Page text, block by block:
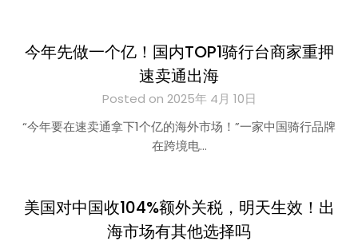
今年先做一个亿！国内TOP1骑行台商家重押
速卖通出海
Posted on 2025年 4月 10日
“今年要在速卖通拿下1个亿的海外市场！”一家中国骑行品牌
在跨境电…
美国对中国收104%额外关税，明天生效！出
海市场有其他选择吗